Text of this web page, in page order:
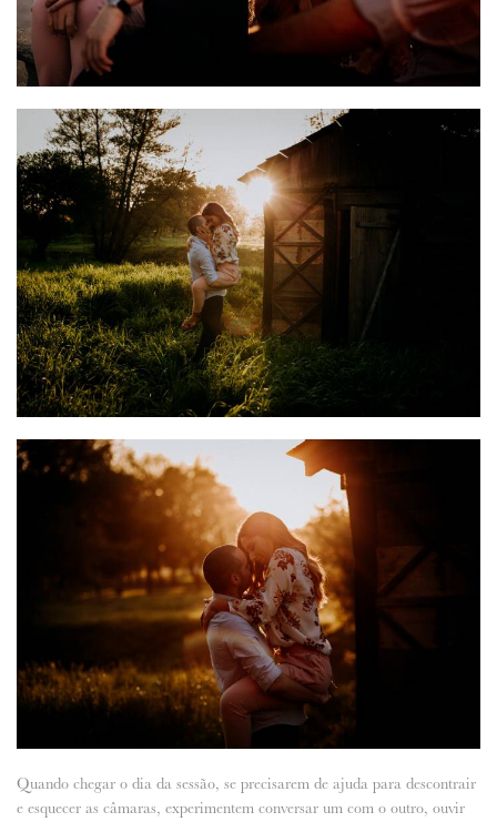
Quando chegar o dia da sessão, se precisarem de ajuda para descontrair
e esquecer as câmaras, experimentem conversar um com o outro, ouvir